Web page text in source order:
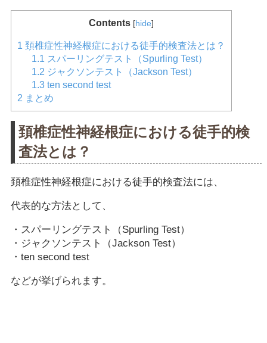
Contents [hide]
1 頚椎症性神経根症における徒手的検査法とは？
1.1 スパーリングテスト（Spurling Test）
1.2 ジャクソンテスト（Jackson Test）
1.3ten second test
2 まとめ
頚椎症性神経根症における徒手的検
査法とは？
頚椎症性神経根症における徒手的検査法には、
代表的な方法として、
・スパーリングテスト（Spurling Test）
・ジャクソンテスト（Jackson Test）
・ten second test
などが挙げられます。